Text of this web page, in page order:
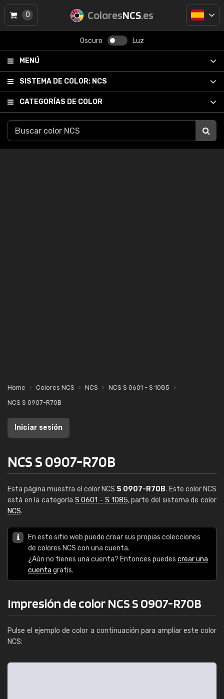
ColoresNCS.es
Oscuro Luz
MENÚ
SISTEMA DE COLOR: NCS
CATEGORÍAS DE COLOR
0
Home Colores NCS NCS
NCS S 0601 - S 1085
NCS S 0907-R70B
Iniciar sesión
NCS S 0907-R70B
Esta página muestra el color NCS S 0907-R70B. Este color NCS
está en la categoría S 0601 - S 1085, parte del sistema de color
NCS.
En este sitio web puede crear sus propias colecciones
de colores NCS con una cuenta.
¿Aún no tienes una cuenta? Entonces puedes crear una
cuenta gratis.
Impresión de color NCS S 0907-R70B
Pulse el ejemplo de color a continuación para ampliar este color
NCS: